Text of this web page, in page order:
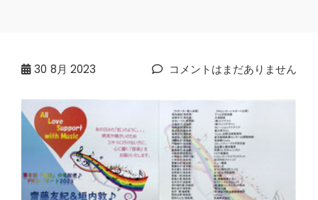
30 8月 2023 コメントはまだありません